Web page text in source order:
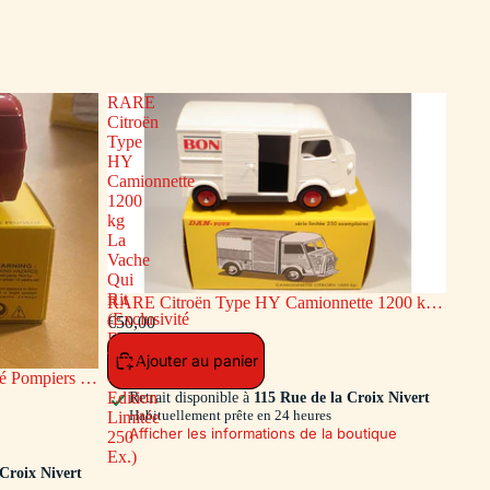
Pompiers de
Limitée
Nivert
RARE
Citroën
Type
HY
Camionnette
1200
kg
La
Vache
Qui
Rit
(Exclusivité
Dan-
Toys
-
Edition
Limitée
250
Ex.)
RARE Citroën Type HY Camionnette 1200 kg
La Vache Qui Rit (Exclusivité Dan-Toys -
Edition Limitée 250 Ex.)
€50,00
Ajouter au panier
Retrait disponible à 115 Rue de la Croix Nivert
Habituellement prête en 24 heures
Afficher les informations de la boutique